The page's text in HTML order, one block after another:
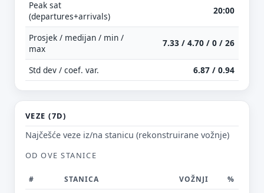
Peak sat
(departures+arrivals)
20:00
Prosjek / medijan / min /
max
7.33 / 4.70 / 0 / 26
Std dev / coef. var. 6.87 / 0.94
VEZE (7D)
Najčešće veze iz/na stanicu (rekonstruirane vožnje)
OD OVE STANICE
# STANICA VOŽNJI %